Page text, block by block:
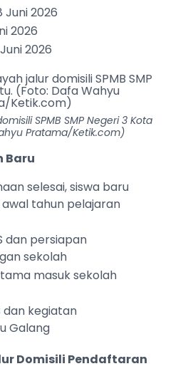
Juni 2026
2026
2026
SPMB SMP Negeri 3 Kota
Pratama/Ketik.com)
Baru
selesai, siswa baru
tahun pelajaran
dan persiapan
sekolah
masuk sekolah
dan kegiatan
Galang
Domisili Pendaftaran